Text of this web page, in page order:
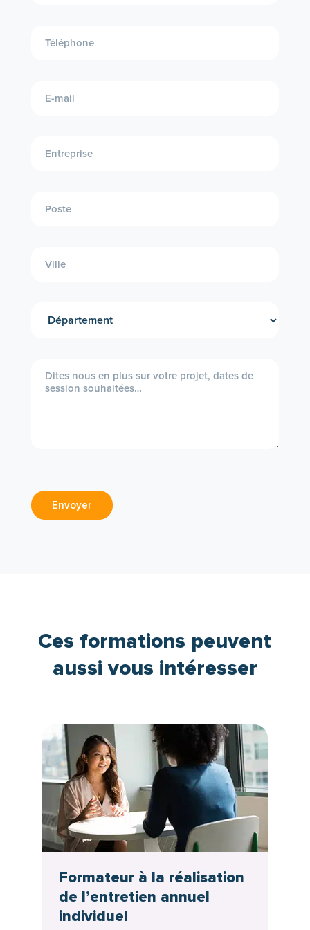
Envoyer
Ces formations peuvent
aussi vous intéresser
Formateur à la réalisation
de l’entretien annuel
individuel